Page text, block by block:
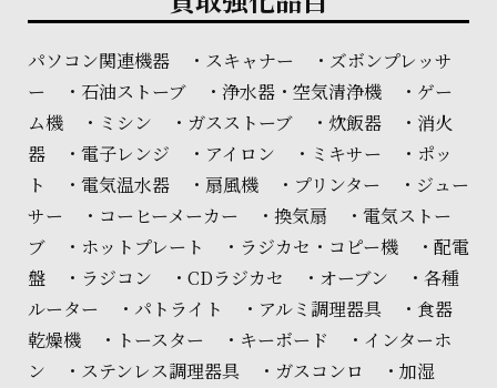
パソコン関連機器 ・スキャナー ・ズボンプレッサ
ー ・石油ストーブ ・浄水器・空気清浄機 ・ゲー
ム機 ・ミシン ・ガスストーブ ・炊飯器 ・消火
器 ・電子レンジ ・アイロン ・ミキサー ・ポッ
ト ・電気温水器 ・扇風機 ・プリンター ・ジュー
サー ・コーヒーメーカー ・換気扇 ・電気ストー
ブ ・ホットプレート ・ラジカセ・コピー機 ・配電
盤 ・ラジコン ・CDラジカセ ・オーブン ・各種
ルーター ・パトライト ・アルミ調理器具 ・食器
乾燥機 ・トースター ・キーボード ・インターホ
ン ・ステンレス調理器具 ・ガスコンロ ・加湿